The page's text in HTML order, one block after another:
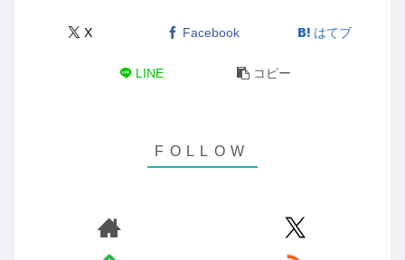
X Facebook はてブ
LINE コピー